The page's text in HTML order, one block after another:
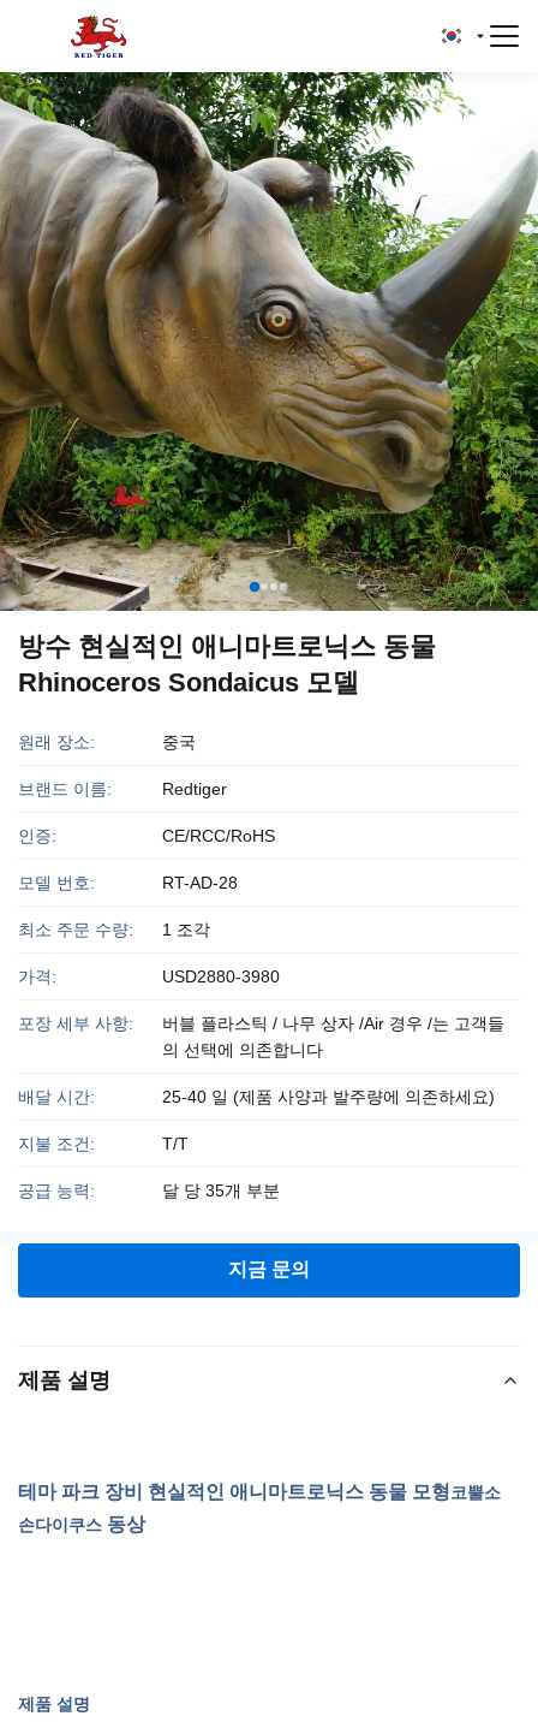
방수 현실적인 애니마트로닉스 동물
Rhinoceros Sondaicus 모델
원래 장소: 중국
브랜드 이름: Redtiger
인증: CE/RCC/RoHS
모델 번호: RT-AD-28
최소 주문 수량: 1 조각
가격: USD2880-3980
포장 세부 사항:
버블 플라스틱 / 나무 상자 /Air 경우 /는 고객들
의 선택에 의존합니다
배달 시간: 25-40 일 (제품 사양과 발주량에 의존하세요)
지불 조건: T/T
공급 능력: 달 당 35개 부분
지금 문의
제품 설명
테마 파크 장비 현실적인 애니마트로닉스 동물 모형 코뿔소
손다이쿠스 동상
제품 설명